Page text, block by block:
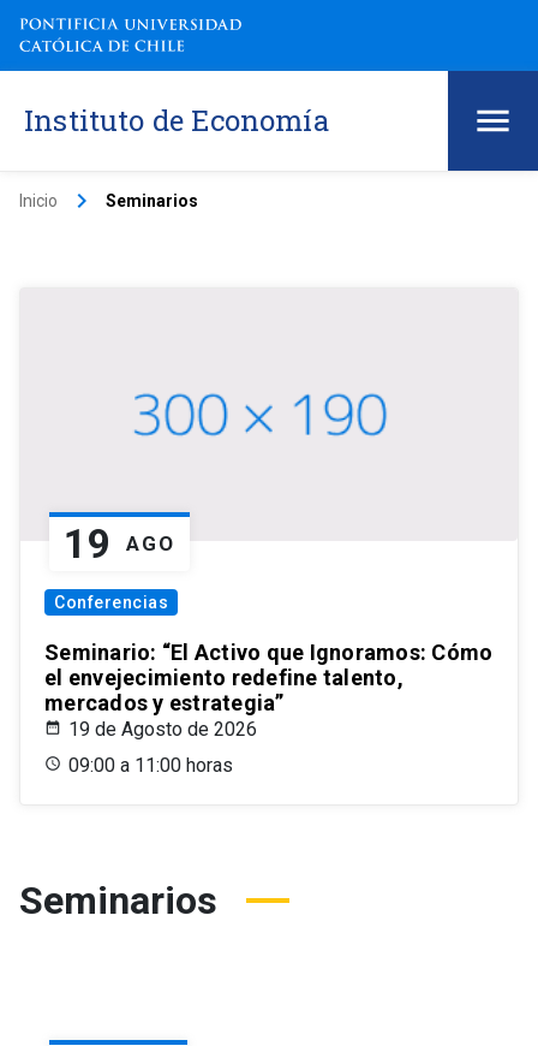
Instituto de Economía
Inicio keyboard_arrow_right Seminarios
19 AGO
Conferencias
Seminario: “El Activo que Ignoramos: Cómo
el envejecimiento redefine talento,
mercados y estrategia”
19 de Agosto de 2026
09:00 a 11:00 horas
Seminarios